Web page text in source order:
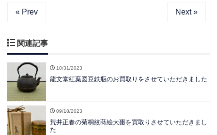
« Prev Next »
関連記事
10/31/2023
龍文堂紅葉図豆鉄瓶のお買取りをさせていただきました
09/18/2023
荒井正春の菊桐紋蒔絵大棗を買取りさせていただきまし
た